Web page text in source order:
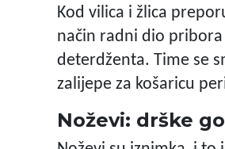
Kod vilica i žlica
način radni dio pribora
deterdženta. Time se
zalijepe za košaricu
Noževi: drške